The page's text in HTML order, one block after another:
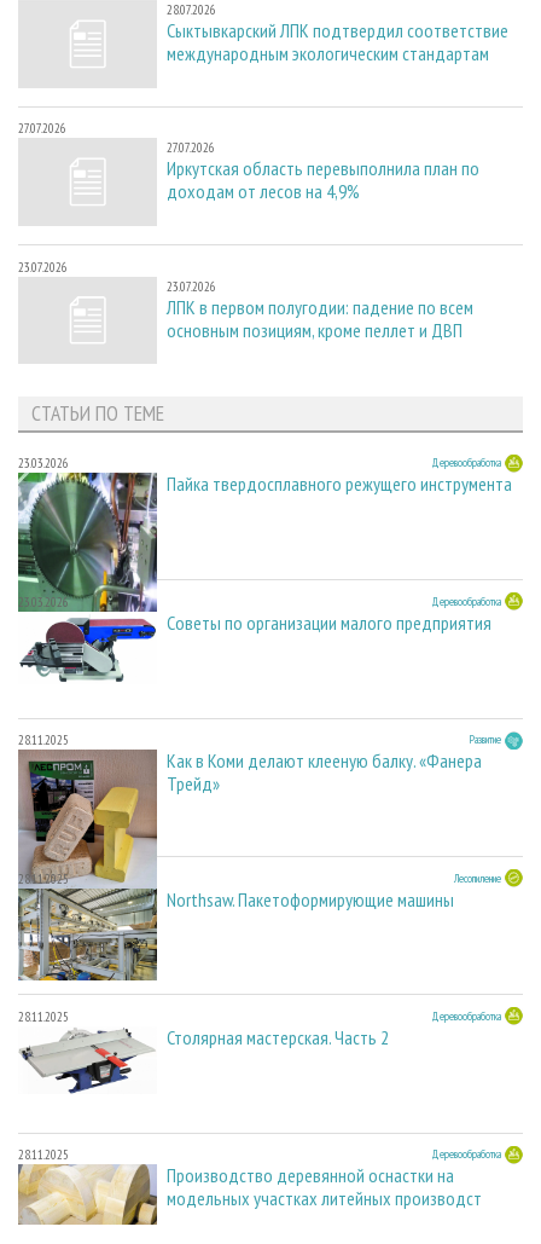
28.07.2026
Сыктывкарский ЛПК подтвердил соответствие
международным экологическим стандартам
27.07.2026
27.07.2026
Иркутская область перевыполнила план по
доходам от лесов на 4,9%
23.07.2026
23.07.2026
ЛПК в первом полугодии: падение по всем
основным позициям, кроме пеллет и ДВП
СТАТЬИ ПО ТЕМЕ
23.03.2026 Деревообработка
Пайка твердосплавного режущего инструмента
23.03.2026 Деревообработка
Советы по организации малого предприятия
28.11.2025 Развитие
Как в Коми делают клееную балку. «Фанера
Трейд»
28.11.2025 Лесопиление
Northsaw. Пакетоформирующие машины
28.11.2025 Деревообработка
Столярная мастерская. Часть 2
28.11.2025 Деревообработка
Производство деревянной оснастки на
модельных участках литейных производст